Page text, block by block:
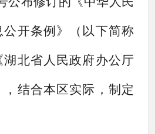
开条例》（以下简称
湖北省人民政府办公厅
结合本区实际，制定